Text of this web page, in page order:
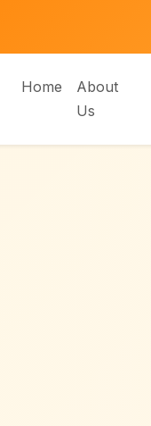
Home
About
Us